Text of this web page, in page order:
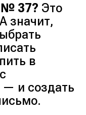
№ 37? Это
значит,
в
и создать